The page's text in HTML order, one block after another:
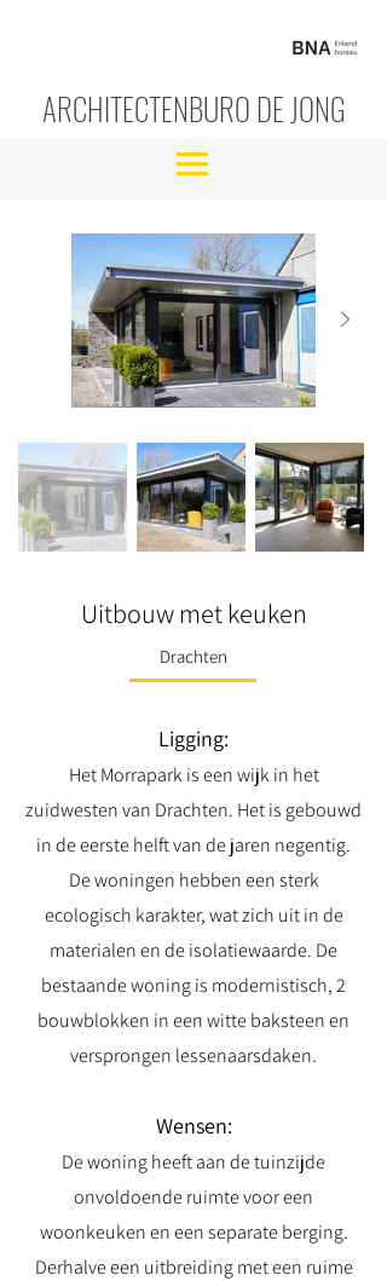
ARCHITECTENBURO DE JONG
Uitbouw met keuken
Drachten
Ligging:
Het Morrapark is een wijk in het
zuidwesten van Drachten. Het is gebouwd
in de eerste helft van de jaren negentig.
De woningen hebben een sterk
ecologisch karakter, wat zich uit in de
materialen en de isolatiewaarde. De
bestaande woning is modernistisch, 2
bouwblokken in een witte baksteen en
versprongen lessenaarsdaken.
Wensen:
De woning heeft aan de tuinzijde
onvoldoende ruimte voor een
woonkeuken en een separate berging.
Derhalve een uitbreiding met een ruime